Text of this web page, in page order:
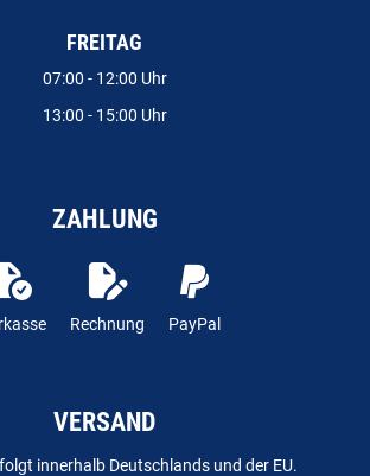
FREITAG
07:00 - 12:00 Uhr
13:00 - 15:00 Uhr
ZAHLUNG
Rechnung PayPal
VERSAND
innerhalb Deutschlands und der EU.